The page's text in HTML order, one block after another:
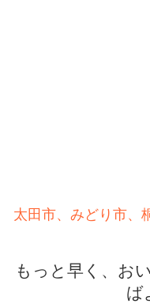
太田市、みどり市、
もっと早く、お
ば